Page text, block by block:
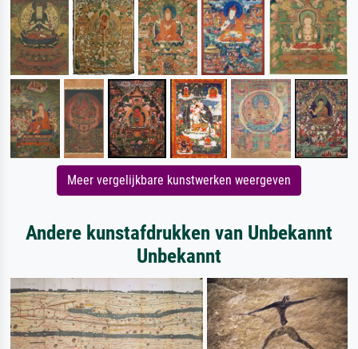
Meer vergelijkbare kunstwerken weergeven
Andere kunstafdrukken van Unbekannt
Unbekannt